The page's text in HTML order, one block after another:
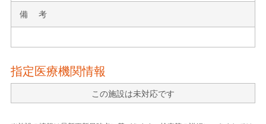
備 考
指定医療機関情報
この施設は未対応です